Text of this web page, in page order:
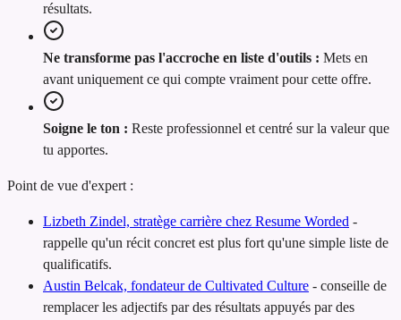
résultats.
Ne transforme pas l'accroche en liste d'outils : Mets en
avant uniquement ce qui compte vraiment pour cette offre.
Soigne le ton : Reste professionnel et centré sur la valeur que
tu apportes.
Point de vue d'expert :
Lizbeth Zindel, stratège carrière chez Resume Worded -
rappelle qu'un récit concret est plus fort qu'une simple liste de
qualificatifs.
Austin Belcak, fondateur de Cultivated Culture - conseille de
remplacer les adjectifs par des résultats appuyés par des